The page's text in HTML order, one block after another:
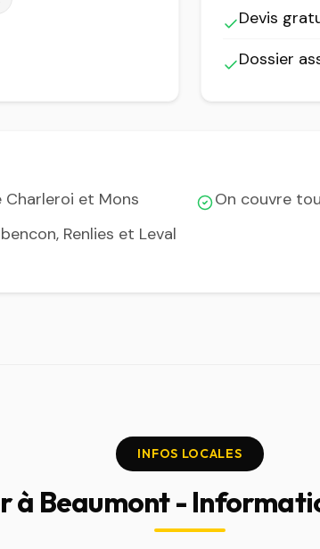
Devis
Dossier
et Mons
On couvre
Renlies et Leval
INFOS LOCALES
à Beaumont -